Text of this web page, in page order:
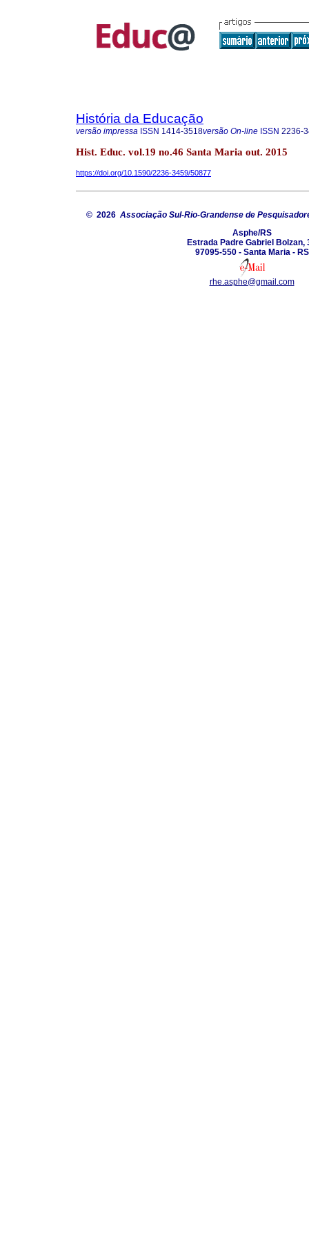
História da Educação
versão impressa ISSN 1414-3518versão On-line ISSN 2236-
Hist. Educ. vol.19 no.46 Santa Maria out. 2015
https://doi.org/10.1590/2236-3459/50877
© 2026 Associação Sul-Rio-Grandense de
Asphe/RS
Estrada Padre Gabriel Bolzan,
97095-550 - Santa Maria - RS
rhe.asphe@gmail.com